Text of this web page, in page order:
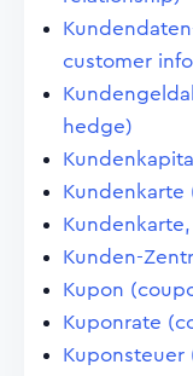
customer
hedge)
Kundenkarte
Kunden-
Kupon
Kuponrate
Kuponsteuer